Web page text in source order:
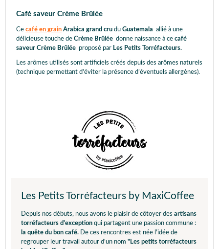
Café saveur Crème Brûlée
Ce café en grain Arabica grand cru du Guatemala allié à une
délicieuse touche de Crème Brûlée donne naissance à ce café
saveur Crème Brûlée proposé par Les Petits Torréfacteurs.
Les arômes utilisés sont artificiels créés depuis des arômes naturels
(technique permettant d'éviter la présence d’éventuels allergènes).
Les Petits Torréfacteurs by MaxiCoffee
Depuis nos débuts, nous avons le plaisir de côtoyer des artisans
torréfacteurs d'exception qui partagent une passion commune :
la quête du bon café. De ces rencontres est née l'idée de
regrouper leur travail autour d'un nom "Les petits torréfacteurs